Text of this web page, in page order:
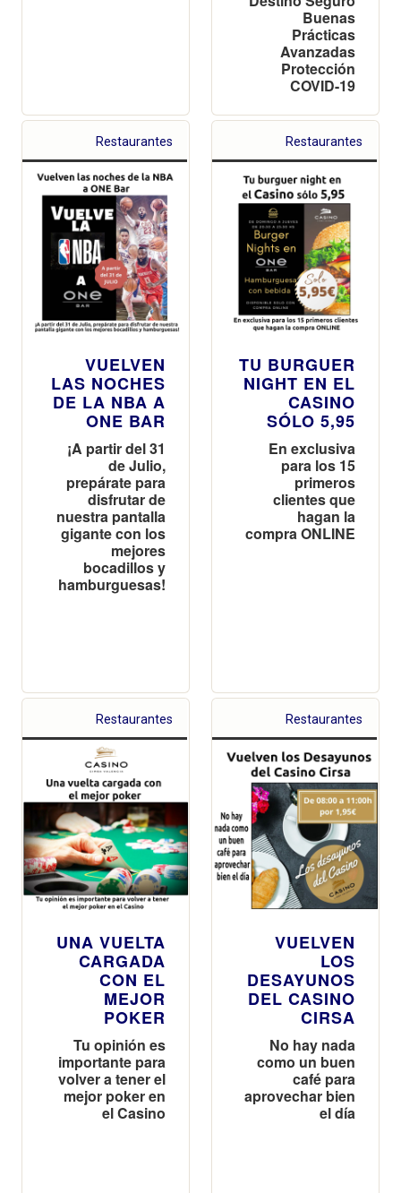
Buenas
Prácticas
Avanzadas
Protección
COVID-19
Restaurantes
VUELVEN
LAS NOCHES
DE LA NBA A
ONE BAR
¡A partir del 31
de Julio,
prepárate para
disfrutar de
nuestra pantalla
gigante con los
mejores
bocadillos y
hamburguesas!
Restaurantes
TU BURGUER
NIGHT EN EL
CASINO
SÓLO 5,95
En exclusiva
para los 15
primeros
clientes que
hagan la
compra ONLINE
Restaurantes
UNA VUELTA
CARGADA
CON EL
MEJOR
POKER
Tu opinión es
importante para
volver a tener el
mejor poker en
el Casino
Restaurantes
VUELVEN
LOS
DESAYUNOS
DEL CASINO
CIRSA
No hay nada
como un buen
café para
aprovechar bien
el día